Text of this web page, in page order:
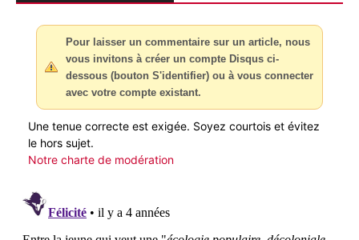
Pour laisser un commentaire sur un article, nous
vous invitons à créer un compte Disqus ci-
dessous (bouton S'identifier) ou à vous connecter
avec votre compte existant.
Une tenue correcte est exigée. Soyez courtois et évitez
le hors sujet.
Notre charte de modération